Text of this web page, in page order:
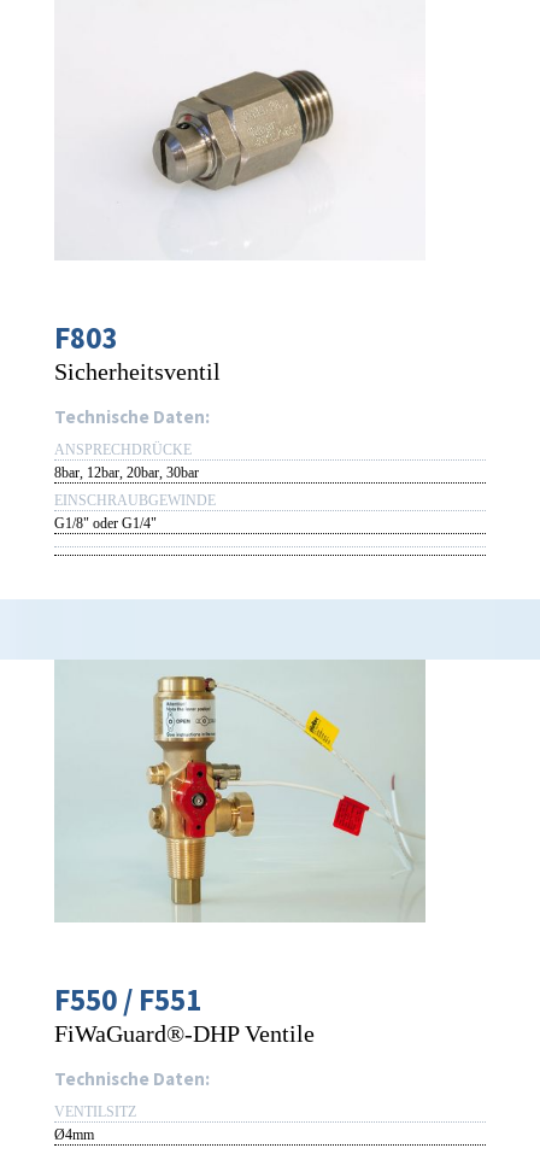
F803
Sicherheitsventil
Technische Daten:
ANSPRECHDRÜCKE
8bar, 12bar, 20bar, 30bar
EINSCHRAUBGEWINDE
G1/8" oder G1/4"
F550 / F551
FiWaGuard®-DHP Ventile
Technische Daten:
VENTILSITZ
Ø4mm